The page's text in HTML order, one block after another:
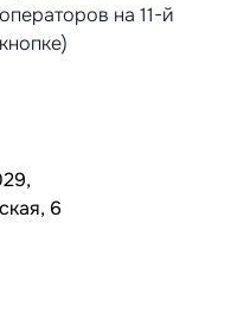
операторов на 11-й
кнопке)
6